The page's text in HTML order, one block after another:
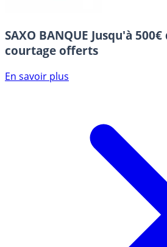
SAXO BANQUE Jusqu'à
courtage offerts
En savoir plus